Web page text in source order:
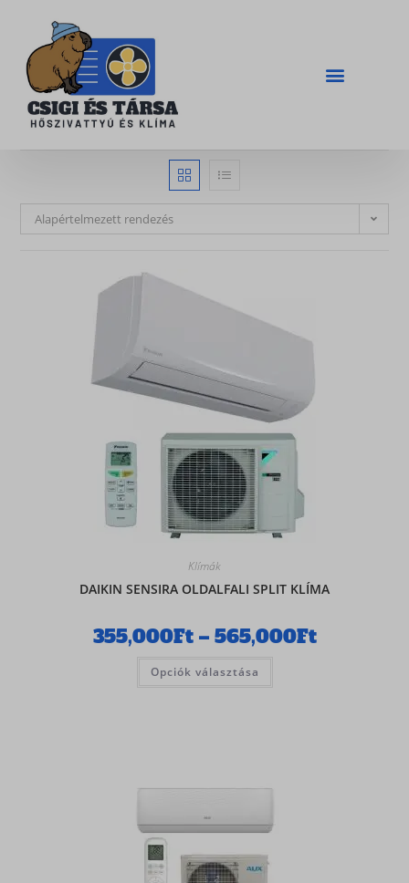
Alapértelmezett rendezés
Klímák
DAIKIN SENSIRA OLDALFALI SPLIT KLÍMA
355,000Ft – 565,000Ft
Opciók választása